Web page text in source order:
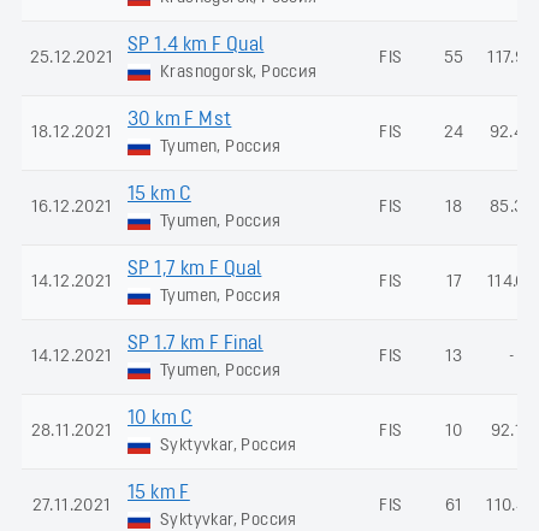
25.12.2021
SP 1.4 km F Qual
Krasnogorsk, Россия
FIS 55 117.95
18.12.2021
30 km F Mst
Tyumen, Россия
FIS 24 92.45
16.12.2021
15 km C
Tyumen, Россия
FIS 18 85.37
14.12.2021
SP 1,7 km F Qual
Tyumen, Россия
FIS 17 114.62
14.12.2021
SP 1.7 km F Final
Tyumen, Россия
FIS 13 -
28.11.2021
10 km C
Syktyvkar, Россия
FIS 10 92.16
27.11.2021
15 km F
Syktyvkar, Россия
FIS 61 110.40